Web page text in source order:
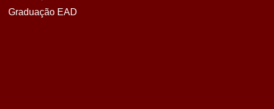
Graduação EAD